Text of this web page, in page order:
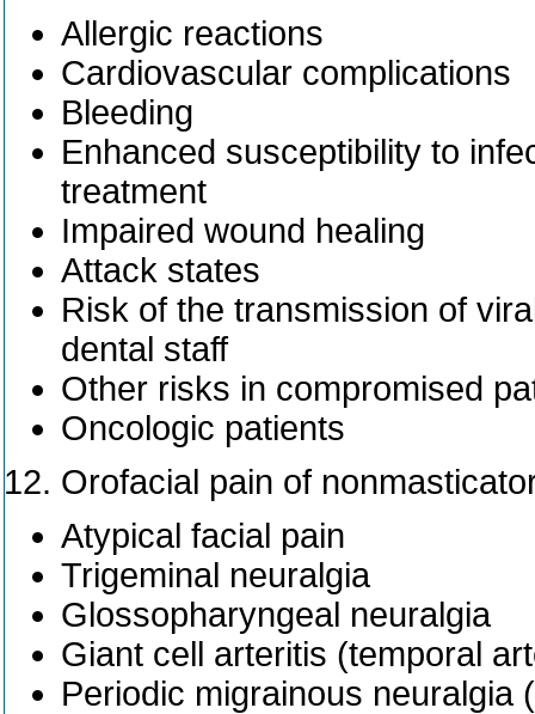
Allergic reactions
Cardiovascular complications
Bleeding
Enhanced susceptibility to
treatment
Impaired wound healing
Attack states
Risk of the transmission of
dental staff
Other risks in compromised
Oncologic patients
Orofacial pain of
Atypical facial pain
Trigeminal neuralgia
Glossopharyngeal neuralgia
Giant cell arteritis (temporal
Periodic migrainous neuralgia